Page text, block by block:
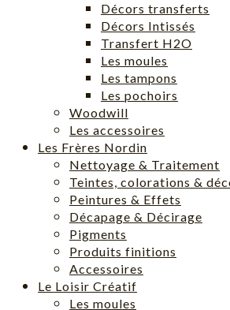
Décors transferts
Décors Intissés
Transfert H2O
Les moules
Les tampons
Les pochoirs
Woodwill
Les accessoires
Les Frères Nordin
Nettoyage & Traitement
Teintes, colorations &
Peintures & Effets
Décapage & Décirage
Pigments
Produits finitions
Accessoires
Le Loisir Créatif
Les moules